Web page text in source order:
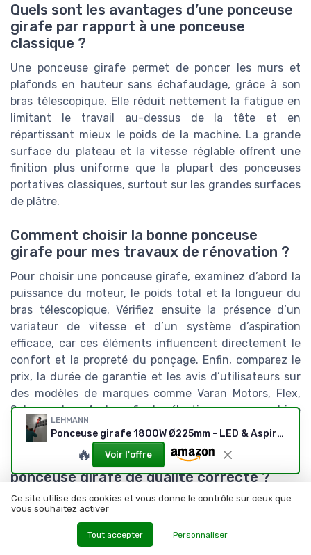
Quels sont les avantages d’une ponceuse
girafe par rapport à une ponceuse
classique ?
Une ponceuse girafe permet de poncer les murs et
plafonds en hauteur sans échafaudage, grâce à son
bras télescopique. Elle réduit nettement la fatigue en
limitant le travail au-dessus de la tête et en
répartissant mieux le poids de la machine. La grande
surface du plateau et la vitesse réglable offrent une
finition plus uniforme que la plupart des ponceuses
portatives classiques, surtout sur les grandes surfaces
de plâtre.
Comment choisir la bonne ponceuse
girafe pour mes travaux de rénovation ?
Pour choisir une ponceuse girafe, examinez d’abord la
puissance du moteur, le poids total et la longueur du
bras télescopique. Vérifiez ensuite la présence d’un
variateur de vitesse et d’un système d’aspiration
efficace, car ces éléments influencent directement le
confort et la propreté du ponçage. Enfin, comparez le
prix, la durée de garantie et les avis d’utilisateurs sur
des modèles de marques comme Varan Motors, Flex,
Scheppach ou Arebos afin de sélectionner une machine
adaptée à votre fréquence d’utilisation.
Quel budget prévoir pour l’achat d’une
ponceuse girafe de qualité correcte ?
Pour un usage de bricolage régulier, il faut
euros pour une ponceuse girafe fiable. Dans cette
LEHMANN
Ponceuse girafe 1800W Ø225mm - LED & Aspiration
🔥 Voir l'offre
Ce site utilise des cookies et vous donne le contrôle sur ceux que
vous souhaitez activer
Tout accepter Personnaliser